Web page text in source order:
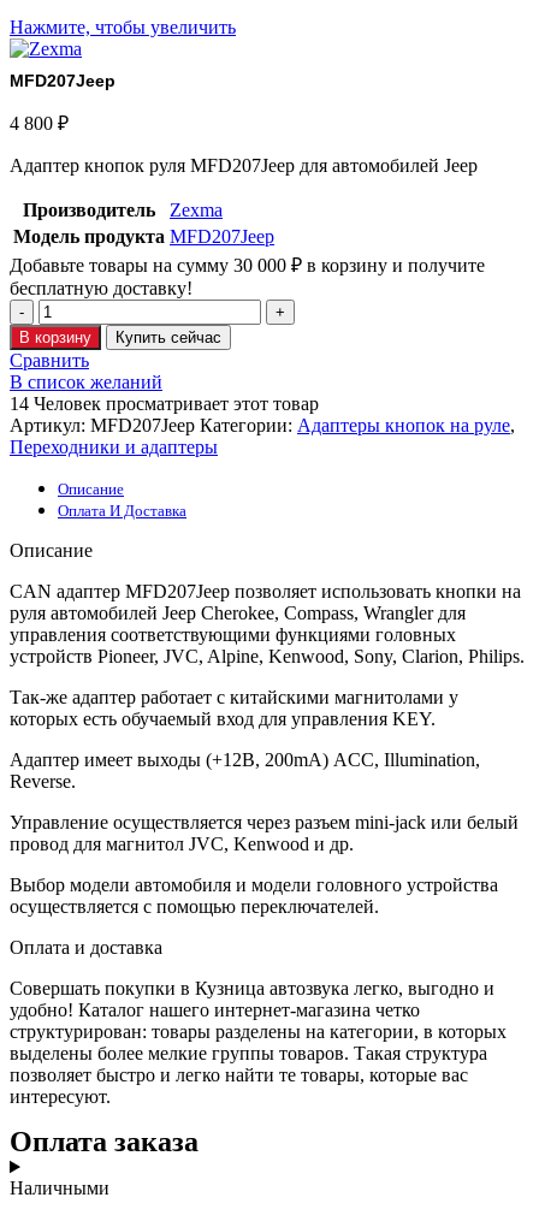
Нажмите, чтобы увеличить
MFD207Jeep
4 800 ₽
Адаптер кнопок руля MFD207Jeep для автомобилей Jeep
Производитель
Zexma
Модель продукта MFD207Jeep
Добавьте товары на сумму 30 000 ₽ в корзину и получите
бесплатную доставку!
В корзину Купить сейчас
Сравнить
В список желаний
14 Человек просматривает этот товар
Артикул: MFD207Jeep Категории: Адаптеры кнопок на руле,
Переходники и адаптеры
Описание
Оплата И Доставка
Описание
CAN адаптер MFD207Jeep позволяет использовать кнопки на
руля автомобилей Jeep Cherokee, Compass, Wrangler для
управления соответствующими функциями головных
устройств Pioneer, JVC, Alpine, Kenwood, Sony, Clarion, Philips.
Так-же адаптер работает с китайскими магнитолами у
которых есть обучаемый вход для управления KEY.
Адаптер имеет выходы (+12В, 200mA) ACC, Illumination,
Reverse.
Управление осуществляется через разъем mini-jack или белый
провод для магнитол JVC, Kenwood и др.
Выбор модели автомобиля и модели головного устройства
осуществляется с помощью переключателей.
Оплата и доставка
Совершать покупки в Кузница автозвука легко, выгодно и
удобно! Каталог нашего интернет-магазина четко
структурирован: товары разделены на категории, в которых
выделены более мелкие группы товаров. Такая структура
позволяет быстро и легко найти те товары, которые вас
интересуют.
Оплата заказа
Наличными